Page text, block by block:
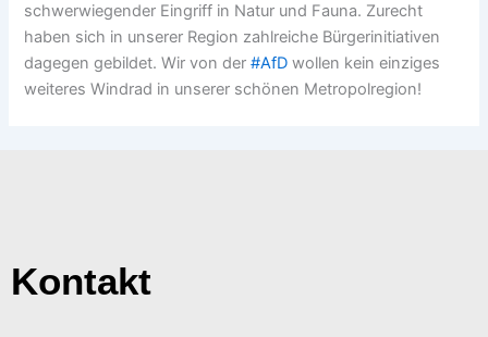
schwerwiegender Eingriff in Natur und Fauna. Zurecht
haben sich in unserer Region zahlreiche Bürgerinitiativen
dagegen gebildet. Wir von der#AfD wollen kein einziges
weiteres Windrad in unserer schönen Metropolregion!
Kontakt